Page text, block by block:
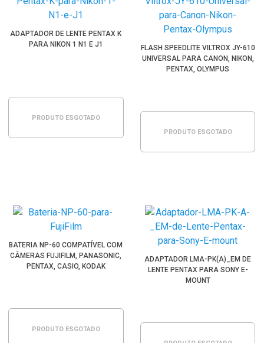
ADAPTADOR DE LENTE PENTAX K
PARA NIKON 1 N1 E J1
PRODUTO ESGOTADO
FLASH SPEEDLITE VILTROX JY-610
UNIVERSAL PARA CANON, NIKON,
PENTAX, OLYMPUS
PRODUTO ESGOTADO
BATERIA NP-60 COMPATÍVEL COM
CÂMERAS FUJIFILM, PANASONIC,
PENTAX, CASIO, KODAK
PRODUTO ESGOTADO
ADAPTADOR LMA-PK(A)_EM DE
LENTE PENTAX PARA SONY E-
MOUNT